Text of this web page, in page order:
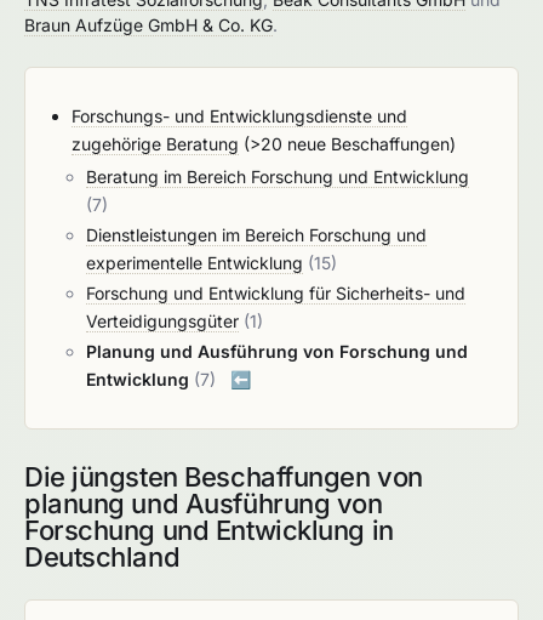
Braun Aufzüge GmbH & Co. KG.
Forschungs- und Entwicklungsdienste und
zugehörige Beratung (>20 neue Beschaffungen)
Beratung im Bereich Forschung und Entwicklung
(7)
Dienstleistungen im Bereich Forschung und
experimentelle Entwicklung (15)
Forschung und Entwicklung für Sicherheits- und
Verteidigungsgüter (1)
Planung und Ausführung von Forschung und
Entwicklung (7) ⬅️
Die jüngsten Beschaffungen von
planung und Ausführung von
Forschung und Entwicklung in
Deutschland